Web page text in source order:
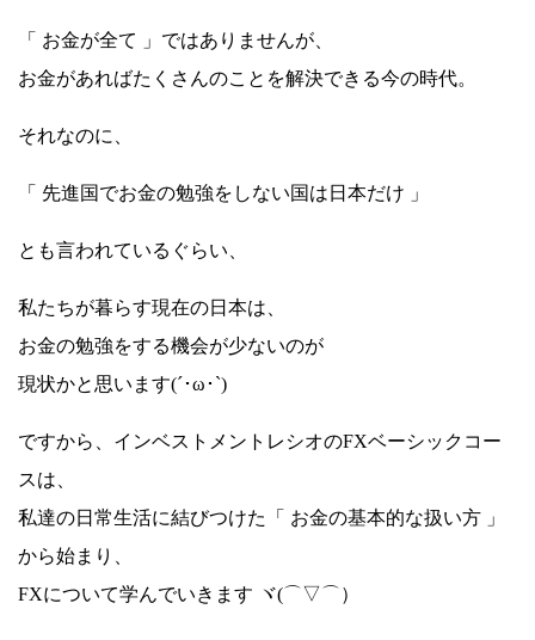
「 お金が全て 」ではありませんが、
お金があればたくさんのことを解決できる今の時代。
それなのに、
「 先進国でお金の勉強をしない国は日本だけ 」
とも言われているぐらい、
私たちが暮らす現在の日本は、
お金の勉強をする機会が少ないのが
現状かと思います(´･ω･`)
ですから、インベストメントレシオのFXベーシックコー
スは、
私達の日常生活に結びつけた「 お金の基本的な扱い方 」
から始まり、
FXについて学んでいきます ヾ(⌒▽⌒）ゞ